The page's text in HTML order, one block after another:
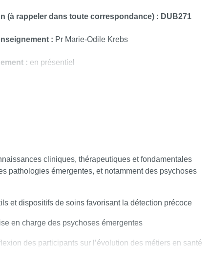
(à rappeler dans toute correspondance) : DUB271
: Pr Marie-Odile Krebs
: en présentiel
votre candidature sur C@nditOnLine
cliniques, thérapeutiques et fondamentales
pathologies émergentes, et notamment des psychoses
et dispositifs de soins favorisant la détection précoce
en charge des psychoses émergentes
des participants sur l’évolution des métiers en santé